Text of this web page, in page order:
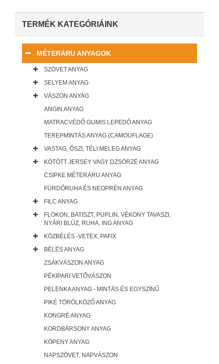
TERMÉK KATEGÓRIÁINK
MÉTERÁRU ANYAGOK
SZÖVET ANYAG
SELYEM ANYAG
VÁSZON ANYAG
ANGIN ANYAG
MATRACVÉDŐ GUMIS LEPEDŐ ANYAG
TEREPMINTÁS ANYAG (CAMOUFLAGE)
VASTAG, ŐSZI, TÉLI MELEG ANYAG
KÖTÖTT JERSEY VAGY DZSÖRZÉ ANYAG
CSIPKE MÉTERÁRU ANYAG
FÜRDŐRUHA ÉS NEOPRÉN ANYAG
FILC ANYAG
FLOKON, BATISZT, PUPLIN, VÉKONY TAVASZI,
NYÁRI BLÚZ, RUHA, ING ANYAG
KÖZBÉLÉS -VETEX, PAFIX
BÉLÉS ANYAG
ZSÁKVÁSZON ANYAG
PÉKIPARI VETŐVÁSZON
PELENKA ANYAG - MINTÁS ÉS EGYSZÍNŰ
PIKÉ TÖRÖLKÖZŐ ANYAG
KONGRÉ ANYAG
KORDBÁRSONY ANYAG
KÖPENY ANYAG
NAPSZÖVET, NAPVÁSZON